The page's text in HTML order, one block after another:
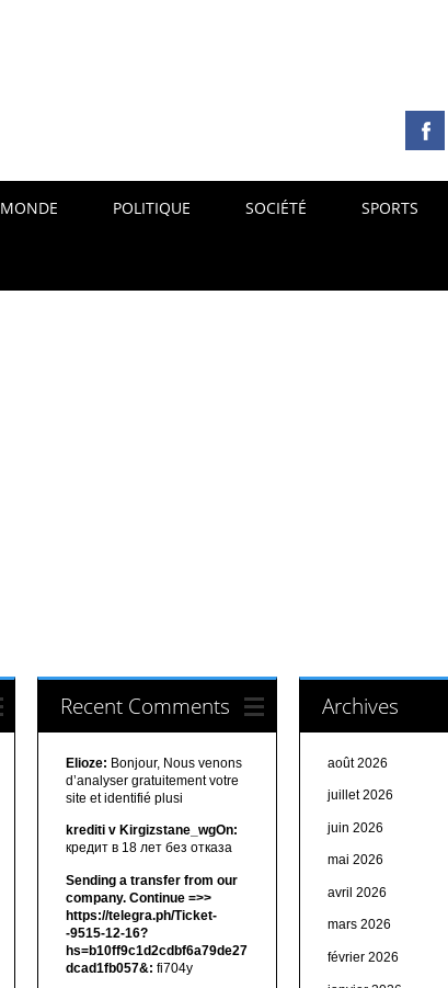
MONDE POLITIQUE SOCIÉTÉ SPORTS
Recent Comments
Elioze: Bonjour, Nous venons
d’analyser gratuitement votre
site et identifié plusi
krediti v Kirgizstane_wgOn:
кредит в 18 лет без отказа
Sending a transfer from our
company. Continue =>>
https://telegra.ph/Ticket-
-9515-12-16?
hs=b10ff9c1d2cdbf6a79de27
dcad1fb057&: fi704y
Archives
août 2026
juillet 2026
juin 2026
mai 2026
avril 2026
mars 2026
février 2026